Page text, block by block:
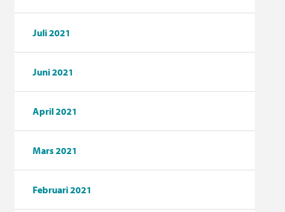
Juli 2021
Juni 2021
April 2021
Mars 2021
Februari 2021